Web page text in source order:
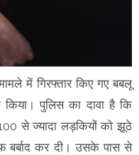
में गिरफ्तार किए गए बबलू
पुलिस का दावा है कि
से ज्यादा लड़कियों को झूठे
बर्बाद कर दी। उसके पास से